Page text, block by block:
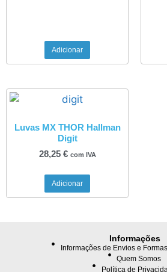
Adicionar
Luvas MX THOR Hallman
Digit
28,25 € com IVA
Adicionar
Informações
Informações de Envios e
Quem Somos
Política de